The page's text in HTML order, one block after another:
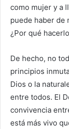
como mujer y a
puede haber de
¿Por qué
De hecho, no
principios
Dios o la
entre todos. El
convivencia
está más vivo